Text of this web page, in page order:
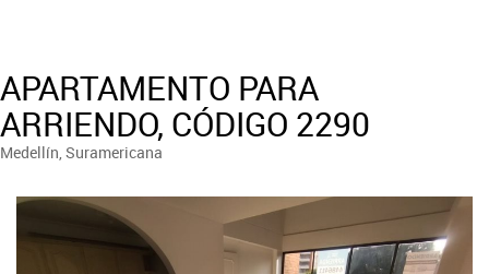
APARTAMENTO PARA
ARRIENDO, CÓDIGO 2290
Medellín, Suramericana